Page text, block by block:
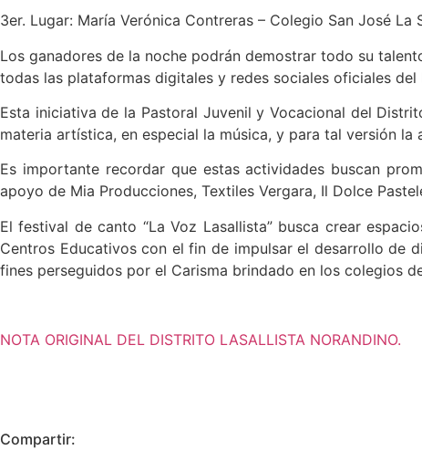
3er. Lugar: María Verónica Contreras – Colegio San José La
Los ganadores de la noche podrán demostrar todo su
todas las plataformas digitales y redes sociales oficiales
Esta iniciativa de la Pastoral Juvenil y Vocacional del
materia artística, en especial la música, y para tal versión la
Es importante recordar que estas actividades buscan
apoyo de Mia Producciones, Textiles Vergara, Il Dolce
El festival de canto “La Voz Lasallista” busca crear
Centros Educativos con el fin de impulsar el desarrollo de
fines perseguidos por el Carisma brindado en los colegios
NOTA ORIGINAL DEL DISTRITO LASALLISTA NORANDINO.
Compartir: